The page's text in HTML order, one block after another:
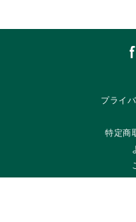
プライ
特定商